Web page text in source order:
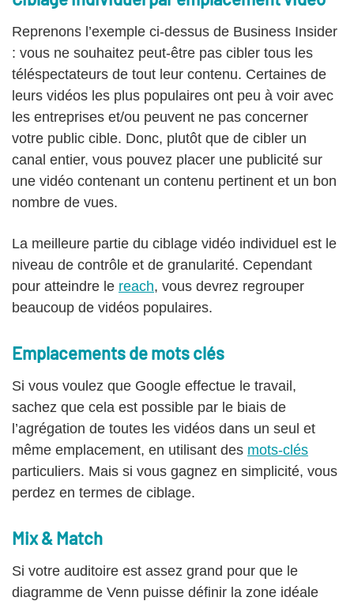
Reprenons l’exemple ci-dessus de Business Insider
: vous ne souhaitez peut-être pas cibler tous les
téléspectateurs de tout leur contenu. Certaines de
leurs vidéos les plus populaires ont peu à voir avec
les entreprises et/ou peuvent ne pas concerner
votre public cible. Donc, plutôt que de cibler un
canal entier, vous pouvez placer une publicité sur
une vidéo contenant un contenu pertinent et un bon
nombre de vues.
La meilleure partie du ciblage vidéo individuel est le
niveau de contrôle et de granularité. Cependant
pour atteindre le reach, vous devrez regrouper
beaucoup de vidéos populaires.
Emplacements de mots clés
Si vous voulez que Google effectue le travail,
sachez que cela est possible par le biais de
l’agrégation de toutes les vidéos dans un seul et
même emplacement, en utilisant des mots-clés
particuliers. Mais si vous gagnez en simplicité, vous
perdez en termes de ciblage.
Mix & Match
Si votre auditoire est assez grand pour que le
diagramme de Venn puisse définir la zone idéale